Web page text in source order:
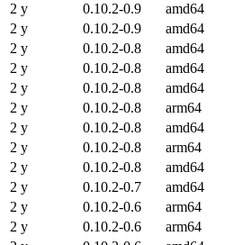
2 y
0.10.2-0.9 amd64
2 y
0.10.2-0.9 amd64
2 y
0.10.2-0.8 amd64
2 y
0.10.2-0.8 amd64
2 y
0.10.2-0.8 amd64
2 y
0.10.2-0.8 arm64
2 y
0.10.2-0.8 amd64
2 y
0.10.2-0.8 arm64
2 y
0.10.2-0.8 amd64
2 y
0.10.2-0.7 amd64
2 y
0.10.2-0.6 arm64
2 y
0.10.2-0.6 arm64